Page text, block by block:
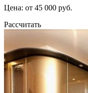
Цена: от 45 000 руб.
Рассчитать